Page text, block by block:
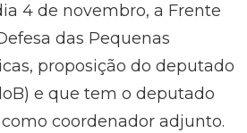
4 de novembro, a Frente
das Pequenas
proposição do deputado
e que tem o deputado
coordenador adjunto.